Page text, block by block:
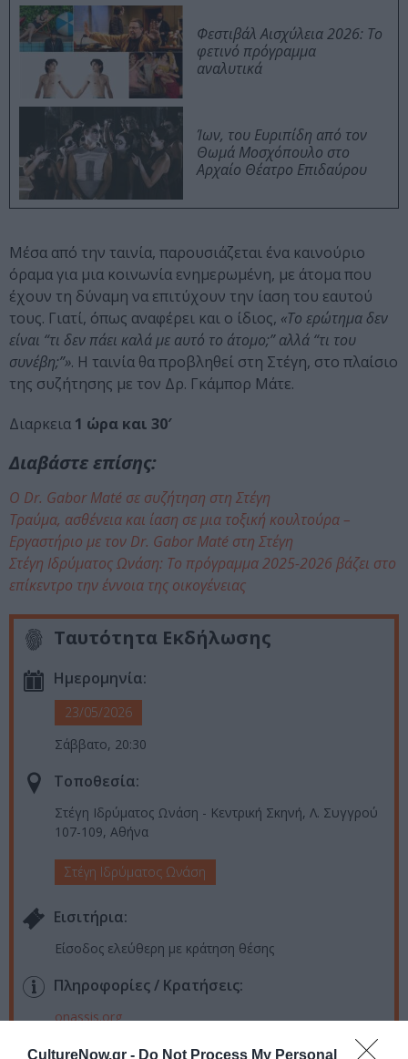
CultureNow.gr - Do Not Process My Personal
Φεστιβάλ Αισχύλεια 2026: Το
φετινό πρόγραμμα
αναλυτικά
Ίων, του Ευριπίδη από τον
Θωμά Μοσχόπουλο στο
Αρχαίο Θέατρο Επιδαύρου
Μέσα από την ταινία, παρουσιάζεται ένα καινούριο
όραμα για μια κοινωνία ενημερωμένη, με άτομα που
έχουν τη δύναμη να επιτύχουν την ίαση του εαυτού
τους. Γιατί, όπως αναφέρει και ο ίδιος, «Το ερώτημα δεν
είναι “τι δεν πάει καλά με αυτό το άτομο;” αλλά “τι του
συνέβη;”». Η ταινία θα προβληθεί στη Στέγη, στο πλαίσιο
της συζήτησης με τον Δρ. Γκάμπορ Μάτε.
Διαρκεια 1 ώρα και 30′
Διαβάστε επίσης:
Ο Dr. Gabor Maté σε συζήτηση στη Στέγη
Τραύμα, ασθένεια και ίαση σε μια τοξική κουλτούρα –
Εργαστήριο με τον Dr. Gabor Maté στη Στέγη
Στέγη Ιδρύματος Ωνάση: Το πρόγραμμα 2025-2026 βάζει στο
επίκεντρο την έννοια της οικογένειας
Ταυτότητα Εκδήλωσης
Ημερομηνία:
23/05/2026
Σάββατο, 20:30
Τοποθεσία:
Στέγη Ιδρύματος Ωνάση - Κεντρική Σκηνή, Λ. Συγγρού
107-109, Αθήνα
Στέγη Ιδρύματος Ωνάση
Eισιτήρια:
Είσοδος ελεύθερη με κράτηση θέσης
Πληροφορίες / Κρατήσεις:
onassis.org